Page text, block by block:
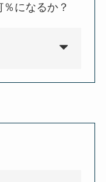
になるか？